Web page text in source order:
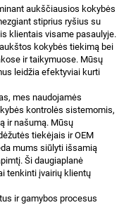
aukščiausios kokybės
stiprius ryšius su
klientais visame pasaulyje.
kokybės tiekimą bei
ir taikymuose. Mūsų
leidžia efektyviai kurti
mes naudojamės
kontrolės sistemomis,
ir našumą. Mūsų
tiekėjais ir OEM
mums siūlyti išsamią
Ši daugiaplanė
tenkinti įvairių klientų
ir gamybos procesus